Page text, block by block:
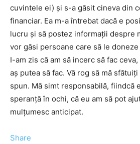
cuvintele ei) şi s-a găsit cineva din
financiar. Ea m-a întrebat dacă e
lucru şi să postez informaţii despre
vor găsi persoane care să le
I-am zis că am să incerc să fac
aş putea să fac. Vă rog să mă
spun. Mă simt responsabilă, fiindcă
speranţă în ochi, că eu am să pot
mulţumesc anticipat.
Share